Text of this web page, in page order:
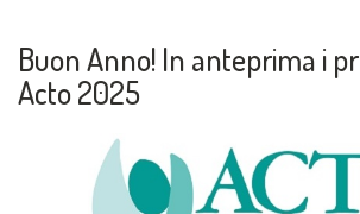
Buon Anno! In anteprima i
Acto 2025